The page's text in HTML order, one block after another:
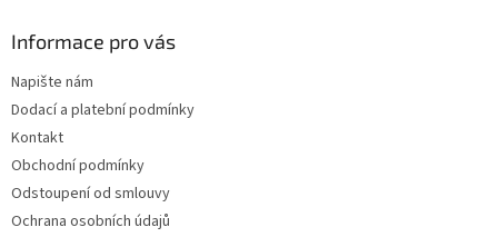
Informace pro vás
Napište nám
Dodací a platební podmínky
Kontakt
Obchodní podmínky
Odstoupení od smlouvy
Ochrana osobních údajů